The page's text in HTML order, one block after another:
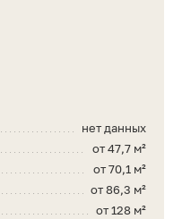
нет данных
от 47,7 м²
от 70,1 м²
от 86,3 м²
от 128 м²